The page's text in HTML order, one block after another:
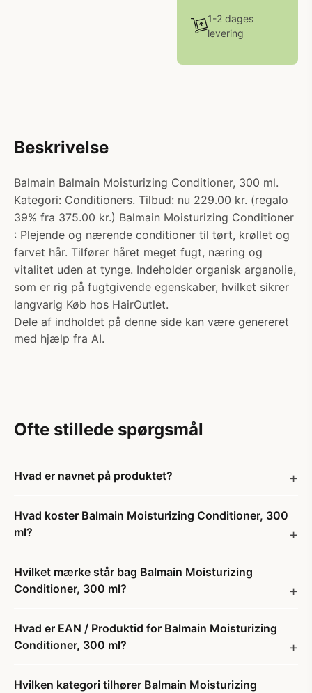
1-2 dages
levering
Beskrivelse
Balmain Balmain Moisturizing Conditioner, 300 ml.
Kategori: Conditioners. Tilbud: nu 229.00 kr. (regalo
39% fra 375.00 kr.) Balmain Moisturizing Conditioner
: Plejende og nærende conditioner til tørt, krøllet og
farvet hår. Tilfører håret meget fugt, næring og
vitalitet uden at tynge. Indeholder organisk arganolie,
som er rig på fugtgivende egenskaber, hvilket sikrer
langvarig Køb hos HairOutlet.
Dele af indholdet på denne side kan være genereret
med hjælp fra AI.
Ofte stillede spørgsmål
Hvad er navnet på produktet?
Hvad koster Balmain Moisturizing Conditioner, 300
ml?
Hvilket mærke står bag Balmain Moisturizing
Conditioner, 300 ml?
Hvad er EAN / Produktid for Balmain Moisturizing
Conditioner, 300 ml?
Hvilken kategori tilhører Balmain Moisturizing